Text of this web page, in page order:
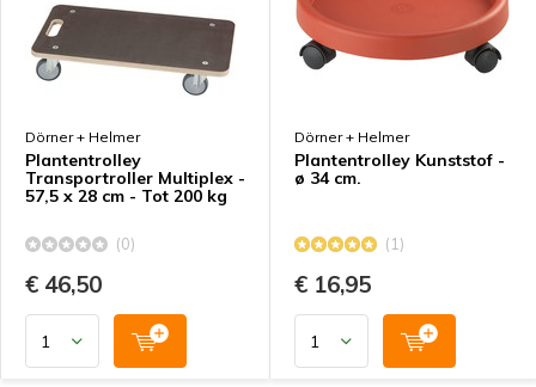
Dörner + Helmer
Plantentrolley
Transportroller Multiplex -
57,5 x 28 cm - Tot 200 kg
(0)
€ 46,50
Dörner + Helmer
Plantentrolley Kunststof -
ø 34 cm.
(1)
€ 16,95